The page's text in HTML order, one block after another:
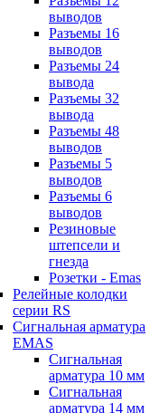
выводов
Разъемы 16
выводов
Разъемы 24
вывода
Разъемы 32
вывода
Разъемы 48
выводов
Разъемы 5
выводов
Разъемы 6
выводов
Резиновые
штепсели и
гнезда
Розетки - Emas
Релейные колодки
серии RS
Сигнальная арматура
EMAS
Сигнальная
арматура 10 мм
Сигнальная
арматура 14 мм